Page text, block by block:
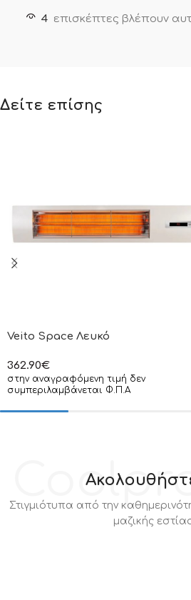
4 επισκέπτες βλέπουν
Δείτε επίσης
Veito Space Λευκό
362.90€
στην αναγραφόμενη τιμή δεν
συμπεριλαμβάνεται Φ.Π.Α
Στιγμιότυπα από την
μαζικής